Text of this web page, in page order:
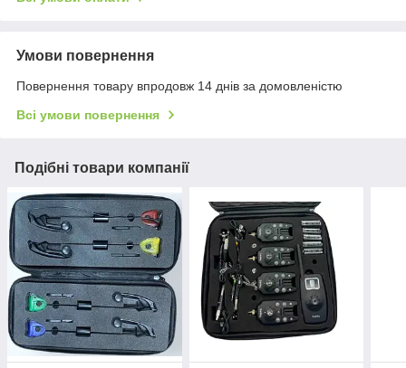
Умови повернення
Повернення товару впродовж 14 днів за домовленістю
Всі умови повернення
Подібні товари компанії